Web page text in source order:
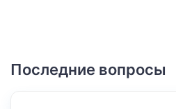
Последние вопросы